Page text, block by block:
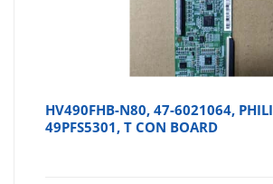
HV490FHB-N80, 47-6021064,
49PFS5301, T CON BOARD